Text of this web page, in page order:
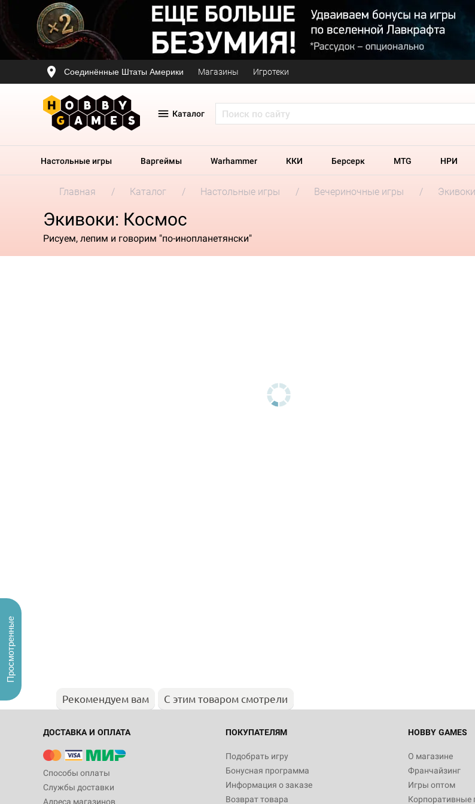
Соединённые Штаты Америки Магазины Игротеки
Каталог
Настольные игры Варгеймы Warhammer ККИ Берсерк MTG НРИ
Главная Каталог Настольные игры Вечериночные игры
Экивоки: Космос
Рисуем, лепим и говорим "по-инопланетянски"
Рекомендуем вам С этим товаром смотрели
ДОСТАВКА И ОПЛАТА
Способы оплаты
Службы доставки
Адреса магазинов
ПОКУПАТЕЛЯМ
Подобрать игру
Бонусная программа
Информация о заказе
Возврат товара
HOBBY GAMES
О магазине
Франчайзинг
Игры оптом
Корпоративные
Просмотренные
Настольная
Белая смерть
12 990
Настольная